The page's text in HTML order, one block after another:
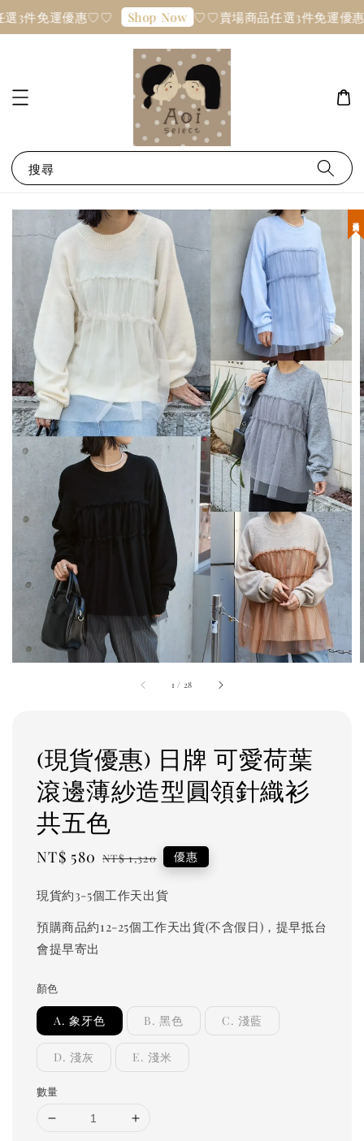
3件免運優惠♡♡ Shop Now ♡♡賣場商品任選3件免運優
搜尋
1 / 28
(現貨優惠) 日牌 可愛荷葉
滾邊薄紗造型圓領針織衫
共五色
Sale
NT$ 580 Regular
NT$ 1,320 優惠
現貨約3-5個工作天出貨
預購商品約12-25個工作天出貨(不含假日)，提早抵台
會提早寄出
顏色
A. 象牙色 B. 黑色 C. 淺藍
D. 淺灰 E. 淺米
數量